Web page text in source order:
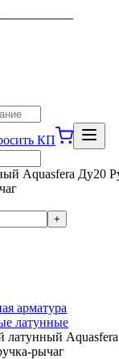
КП
Aquasfera Ду20
+
арматура
латунные
латунный
рычаг